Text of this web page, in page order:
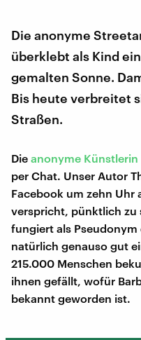
Die anonyme
überklebt als Kind
gemalten Sonne.
Bis heute verbreitet
Straßen.
Die anonyme Künstlerin
per Chat. Unser Autor
Facebook um zehn Uhr
verspricht, pünktlich zu
fungiert als
natürlich genauso gut
215.000 Menschen
ihnen gefällt, wofür
bekannt geworden ist.